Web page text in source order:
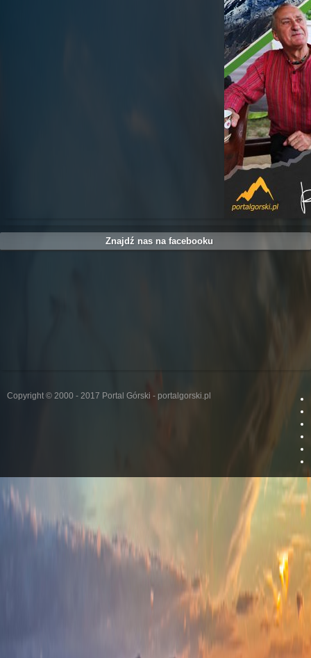
Znajdź nas na facebooku
Copyright © 2000 - 2017 Portal Górski - portalgorski.pl